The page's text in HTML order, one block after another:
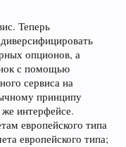
Теперь
опционов, а
с помощью
сервиса на
принципу
интерфейсе.
европейского типа
европейского типа;